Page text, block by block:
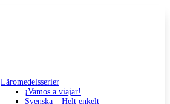
Läromedelsserier
¡Vamos a viajar!
Svenska – Helt enkelt